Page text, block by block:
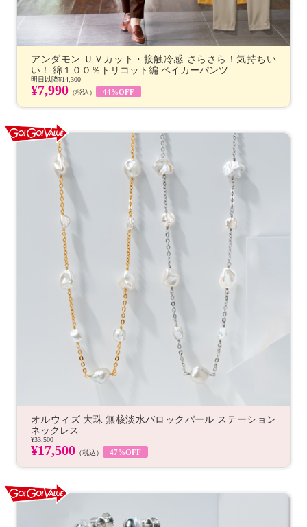
アンダモン ＵＶカット・接触冷感 さらさら！気持ちい
い！ 綿１００％トリコット編 ベイカーパンツ
明日以降¥14,300
¥7,990 （税込） 44%OFF
オルウィズ 大珠 無核淡水バロックパール ステーション
ネックレス
¥33,500
¥17,500 （税込） 47%OFF